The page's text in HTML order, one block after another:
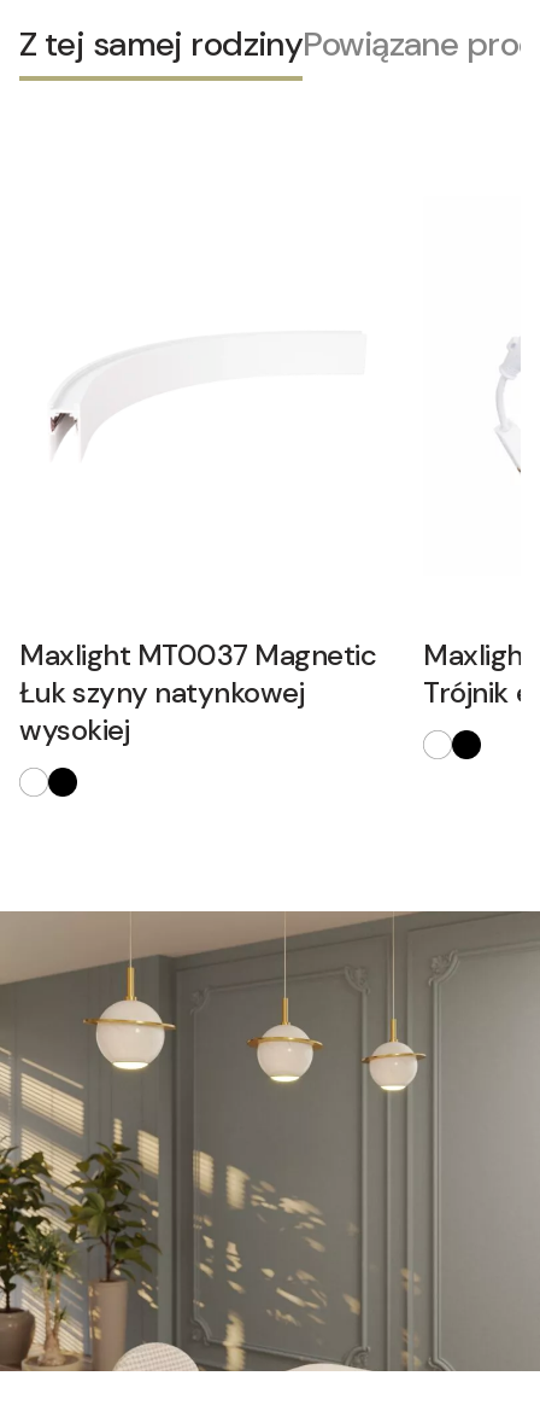
Z tej samej rodzinyPowiązane
Maxlight MT0037 Magnetic
Łuk szyny natynkowej
wysokiej
Trójnik